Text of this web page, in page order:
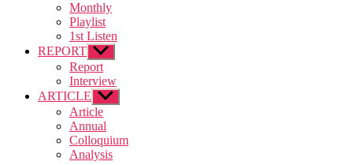
Monthly
Playlist
1st Listen
REPORT Show
sub
menu
Report
Interview
ARTICLE Show
sub
menu
Article
Annual
Colloquium
Analysis